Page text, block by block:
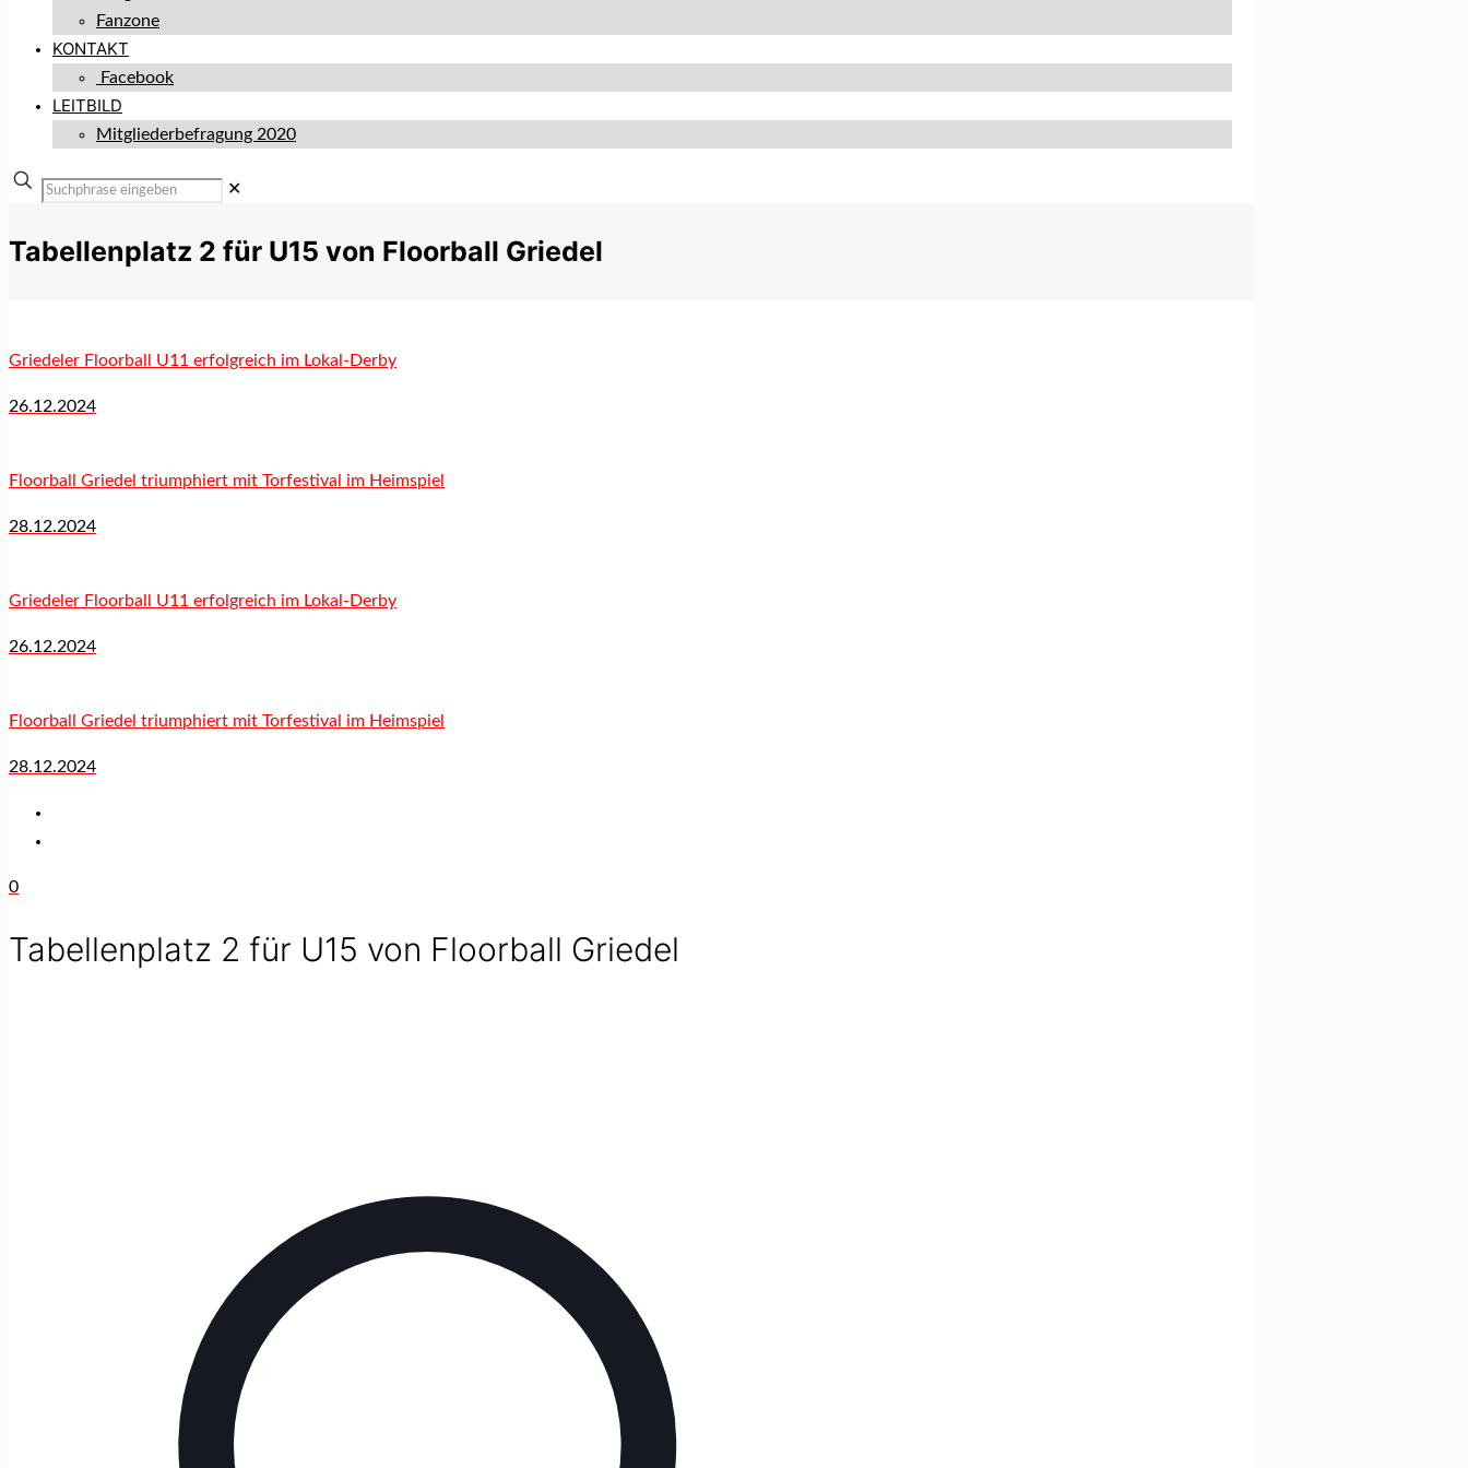
Fanzone
KONTAKT
Facebook
LEITBILD
Mitgliederbefragung 2020
✕
Tabellenplatz 2 für U15 von Floorball Griedel
Griedeler Floorball U11 erfolgreich im Lokal-Derby
26.12.2024
Floorball Griedel triumphiert mit Torfestival im Heimspiel
28.12.2024
Griedeler Floorball U11 erfolgreich im Lokal-Derby
26.12.2024
Floorball Griedel triumphiert mit Torfestival im Heimspiel
28.12.2024
0
Tabellenplatz 2 für U15 von Floorball Griedel